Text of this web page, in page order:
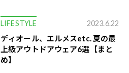
LIFESTYLE 2023.6.22
ディオール、エルメスetc. 夏の最
上級アウトドアウェア6選【まと
め】